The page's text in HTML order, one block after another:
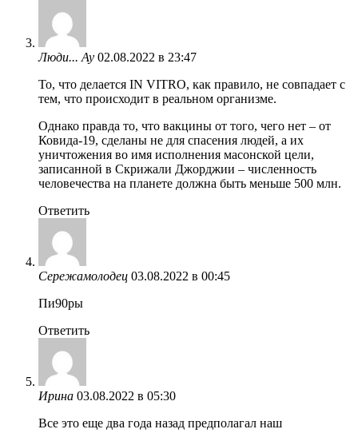
Люди... Ау 02.08.2022 в 23:47
То, что делается IN VITRO, как правило, не совпадает с
тем, что происходит в реальном организме.
Однако правда то, что вакцины от того, чего нет – от
Ковида-19, сделаны не для спасения людей, а их
уничтожения во имя исполнения масонской цели,
записанной в Скрижали Джорджии – численность
человечества на планете должна быть меньше 500 млн.
Ответить
Сережамолодец 03.08.2022 в 00:45
Пи90pы
Ответить
Ирина 03.08.2022 в 05:30
Все это еще два года назад предполагал наш